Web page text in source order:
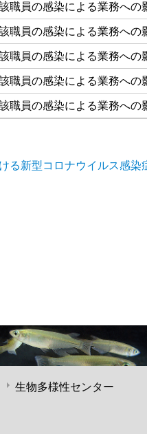
職員の感染による業務への
職員の感染による業務への
職員の感染による業務への
職員の感染による業務への
職員の感染による業務への
る新型コロナウイルス感染
生物多様性センター